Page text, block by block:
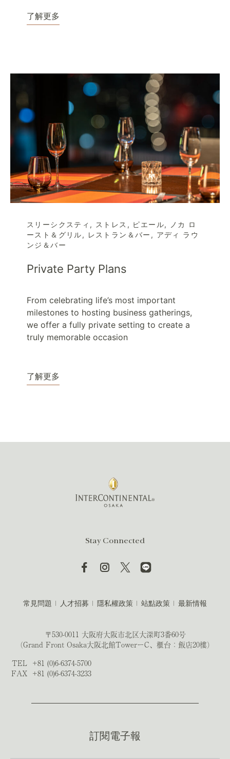
了解更多
スリーシクスティ , ストレス , ピエール,
ノカ ロ
ースト＆グリル, レストラン＆バー , アディ ラウ
ンジ＆バー
Private Party Plans
From celebrating life’s most important
milestones to hosting business gatherings,
we offer a fully private setting to create a
truly memorable occasion
了解更多
Stay Connected
常見問題 人才招募 隱私權政策 站點政策 最新情報
〒530-0011 大阪府大阪市北区大深町3番60号
（Grand Front Osaka大阪北館TowerーC、櫃台：飯店20樓）
TEL +81 (0)6-6374-5700
FAX +81 (0)6-6374-3233
訂閱電子報